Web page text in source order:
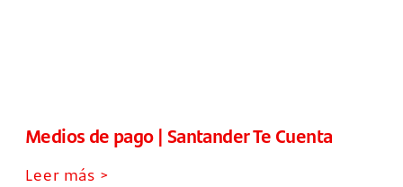
Medios de pago | Santander Te Cuenta
Leer más >